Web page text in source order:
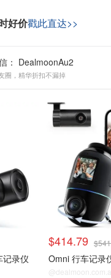
好价戳此直达>>
：
圈，精华折扣不漏掉
录仪
$414.79
Omni 行车记录